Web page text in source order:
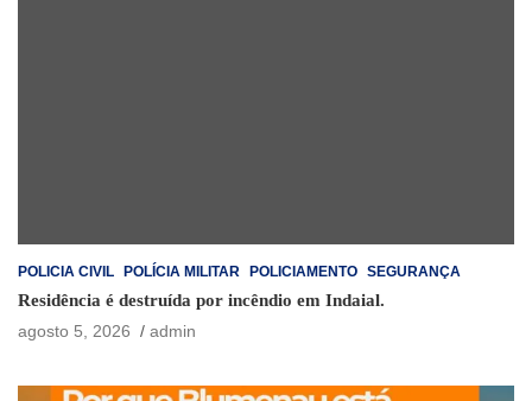
POLICIA CIVIL POLÍCIA MILITAR POLICIAMENTO SEGURANÇA
Residência é destruída por incêndio em Indaial.
agosto 5, 2026
admin